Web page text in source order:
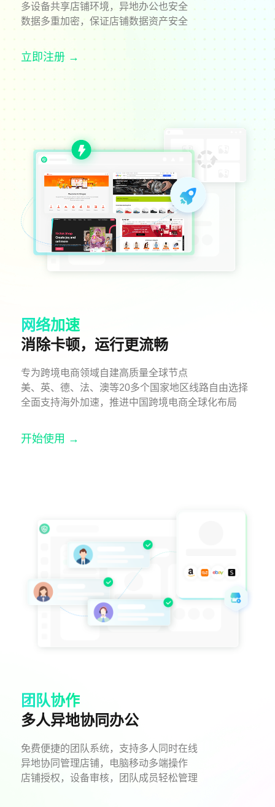
多设备共享店铺环境，异地办公也安全
数据多重加密，保证店铺数据资产安全
立即注册 →
网络加速
消除卡顿，运行更流畅
专为跨境电商领域自建高质量全球节点
美、英、德、法、澳等20多个国家地区线路自由选择
全面支持海外加速，推进中国跨境电商全球化布局
开始使用 →
团队协作
多人异地协同办公
免费便捷的团队系统，支持多人同时在线
异地协同管理店铺，电脑移动多端操作
店铺授权，设备审核，团队成员轻松管理